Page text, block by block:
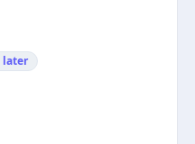
later